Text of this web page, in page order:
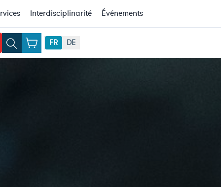
Interdisciplinarité Événements
FR DE